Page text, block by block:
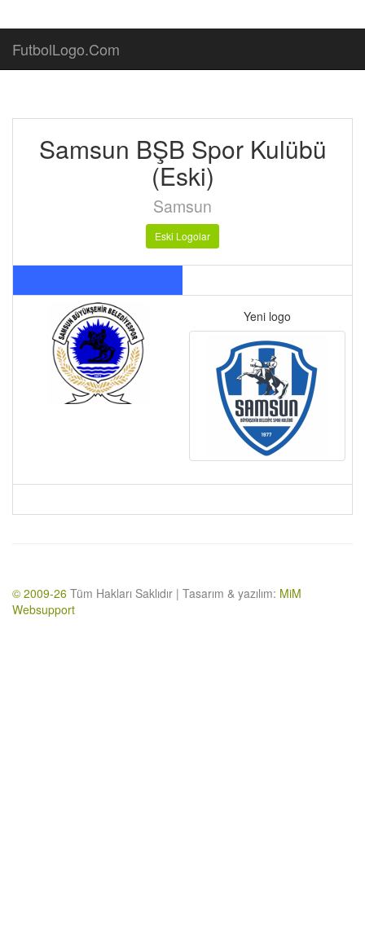
FutbolLogo.Com
Samsun BŞB Spor Kulübü
(Eski)
Samsun
Eski Logolar
Yeni logo
© 2009-26 Tüm Hakları Saklıdır | Tasarım & yazılım: MiM
Websupport